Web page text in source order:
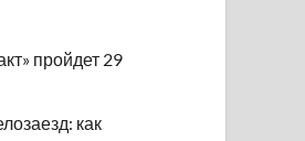
пройдет 29
как